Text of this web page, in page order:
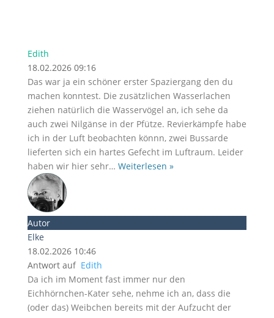
Edith
18.02.2026 09:16
Das war ja ein schöner erster Spaziergang den du
machen konntest. Die zusätzlichen Wasserlachen
ziehen natürlich die Wasservögel an, ich sehe da
auch zwei Nilgänse in der Pfütze. Revierkämpfe habe
ich in der Luft beobachten könnn, zwei Bussarde
lieferten sich ein hartes Gefecht im Luftraum. Leider
haben wir hier sehr… Weiterlesen »
Autor
Elke
18.02.2026 10:46
Antwort auf Edith
Da ich im Moment fast immer nur den
Eichhörnchen-Kater sehe, nehme ich an, dass die
(oder das) Weibchen bereits mit der Aufzucht der